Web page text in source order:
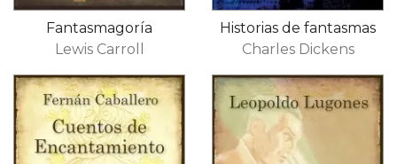
Fantasmagoría
Lewis Carroll
Historias de fantasmas
Charles Dickens